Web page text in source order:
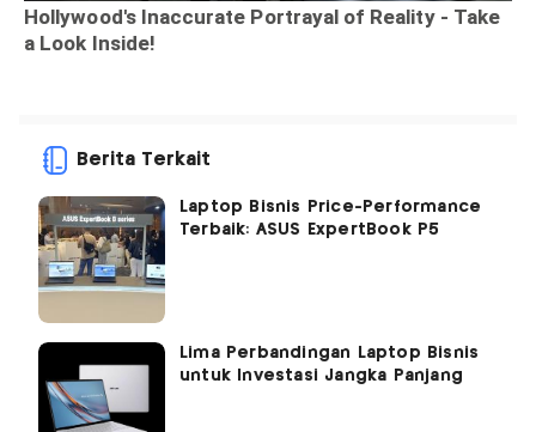
Berita Terkait
Laptop Bisnis Price-Performance
Terbaik: ASUS ExpertBook P5
Lima Perbandingan Laptop Bisnis
untuk Investasi Jangka Panjang